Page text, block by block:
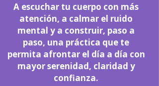
A escuchar tu cuerpo con más
atención, a calmar el ruido
mental y a construir, paso a
paso, una práctica que te
permita afrontar el día a día con
mayor serenidad, claridad y
confianza.